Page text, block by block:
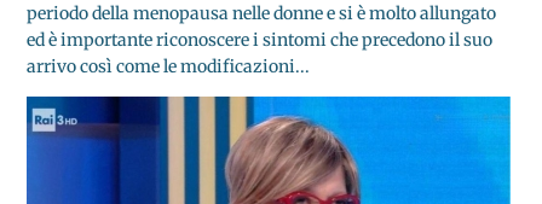
periodo della menopausa nelle donne e si è molto allungato
ed è importante riconoscere i sintomi che precedono il suo
arrivo così come le modificazioni...